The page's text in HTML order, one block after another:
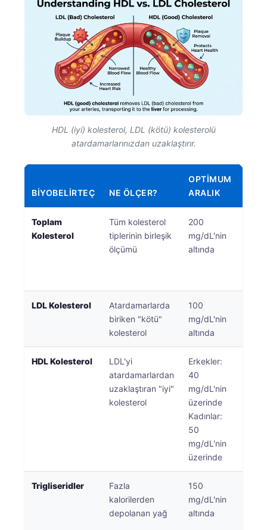
HDL (iyi) kolesterol, LDL (kötü) kolesterolü
atardamarlarınızdan uzaklaştırır.
BIYOBELIRTEÇ NE ÖLÇER?
OPTIMUM
ARALIK
Toplam
Kolesterol
Tüm kolesterol
tiplerinin birleşik
ölçümü
200
mg/dL'nin
altında
LDL Kolesterol
Atardamarlarda
biriken "kötü"
kolesterol
100
mg/dL'nin
altında
HDL Kolesterol
LDL'yi
atardamarlardan
uzaklaştıran "iyi"
kolesterol
Erkekler:
40
mg/dL'nin
üzerinde
Kadınlar:
50
mg/dL'nin
üzerinde
Trigliseridler
Fazla
kalorilerden
depolanan yağ
150
mg/dL'nin
altında